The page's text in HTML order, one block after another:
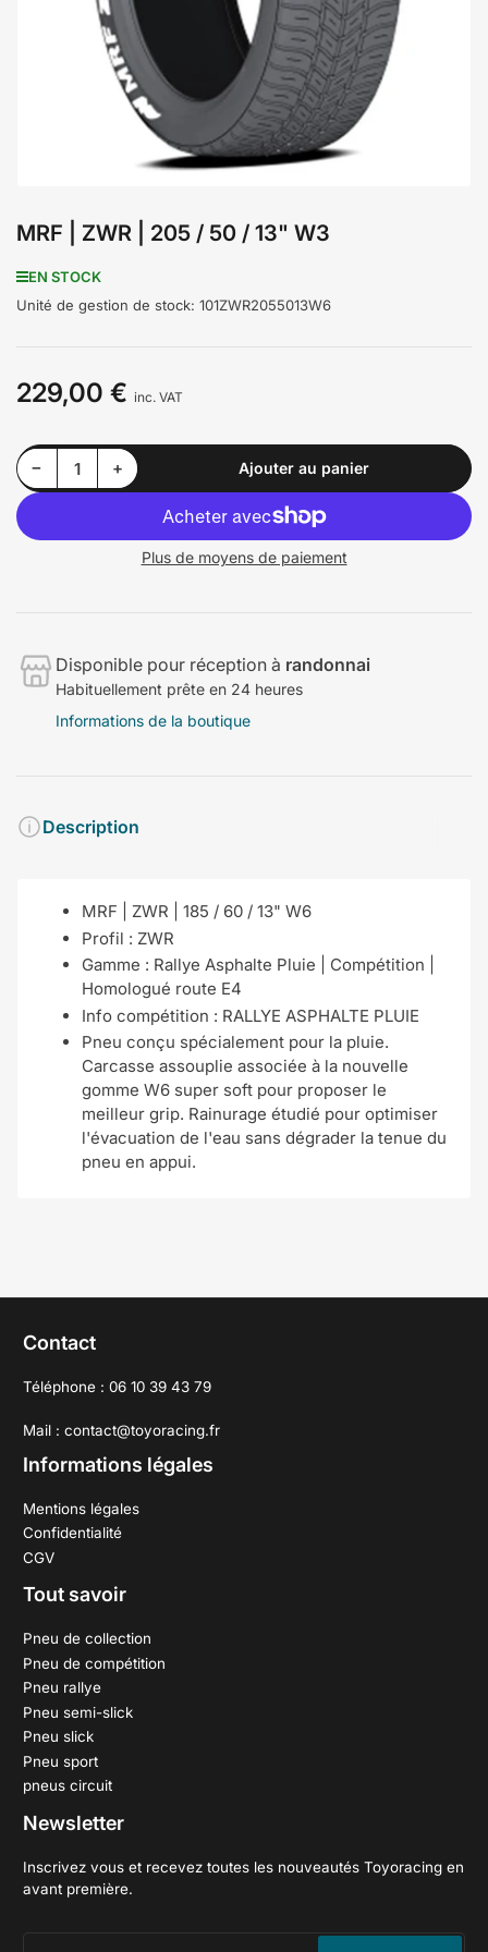
1
en
modal
MRF | ZWR | 205 / 50 / 13" W3
EN STOCK
Unité de gestion de stock: 101ZWR2055013W6
Prix
229,00 € inc. VAT
−Diminuer la quantité pour MRF | ZWR | 205 / 50 / 13&quot; W3
Quantité +Augmenter la quantité pour MRF | ZWR | 205 / 50 / 13&quot; W3 Ajouter au panier
Plus de moyens de paiement
Disponible pour réception à randonnai
Habituellement prête en 24 heures
Informations de la boutique
Description
MRF | ZWR | 185 / 60 / 13" W6
Profil : ZWR
Gamme : Rallye Asphalte Pluie | Compétition |
Homologué route E4
Info compétition : RALLYE ASPHALTE PLUIE
Pneu conçu spécialement pour la pluie.
Carcasse assouplie associée à la nouvelle
gomme W6 super soft pour proposer le
meilleur grip. Rainurage étudié pour optimiser
l'évacuation de l'eau sans dégrader la tenue du
pneu en appui.
Contact
Téléphone : 06 10 39 43 79
Mail : contact@toyoracing.fr
Informations légales
Mentions légales
Confidentialité
CGV
Tout savoir
Pneu de collection
Pneu de compétition
Pneu rallye
Pneu semi-slick
Pneu slick
Pneu sport
pneus circuit
Newsletter
Inscrivez vous et recevez toutes les nouveautés Toyoracing en
avant première.